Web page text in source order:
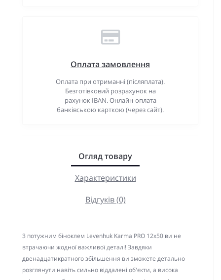
Оплата замовлення
Оплата при отриманні (післяплата).
Безготівковий розрахунок на
рахунок IBAN. Онлайн-оплата
банківською карткою (через сайт).
Огляд товару
Характеристики
Відгуків (0)
З потужним біноклем Levenhuk Karma PRO 12x50 ви не
втрачаючи жодної важливої ​​деталі! Завдяки
двенадцатикратного збільшення ви зможете детально
розглянути навіть сильно віддалені об'єкти, а висока